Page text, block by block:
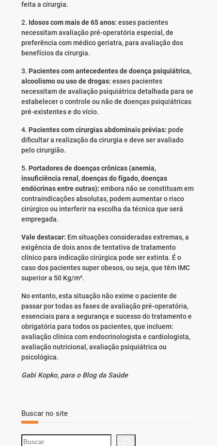
feita a cirurgia.
2. Idosos com mais de 65 anos: esses pacientes
necessitam avaliação pré-operatória especial, de
preferência com médico geriatra, para avaliação dos
benefícios da cirurgia.
3. Pacientes com antecedentes de doença psiquiátrica,
alcoolismo ou uso de drogas: esses pacientes
necessitam de avaliação psiquiátrica detalhada para se
estabelecer o controle ou não de doenças psiquiátricas
pré-existentes e do vício.
4. Pacientes com cirurgias abdominais prévias: pode
dificultar a realização da cirurgia e deve ser avaliado
pelo cirurgião.
5. Portadores de doenças crônicas (anemia,
insuficiência renal, doenças do fígado, doenças
endócrinas entre outras): embora não se constituam em
contraindicações absolutas, podem aumentar o risco
cirúrgico ou interferir na escolha da técnica que será
empregada.
Vale destacar: Em situações consideradas extremas, a
exigência de dois anos de tentativa de tratamento
clínico para indicação cirúrgica pode ser extinta. É o
caso dos pacientes super obesos, ou seja, que têm IMC
superior a 50 Kg/m².
No entanto, esta situação não exime o paciente de
passar por todas as fases de avaliação pré-operatória,
essenciais para a segurança e sucesso do tratamento e
obrigatória para todos os pacientes, que incluem:
avaliação clínica com endocrinologista e cardiologista,
avaliação nutricional, avaliação psiquiátrica ou
psicológica.
Gabi Kopko, para o Blog da Saúde
Buscar no site
S